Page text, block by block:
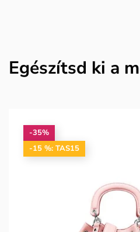
Egészítsd ki a
-35%
-15 %: TAS15